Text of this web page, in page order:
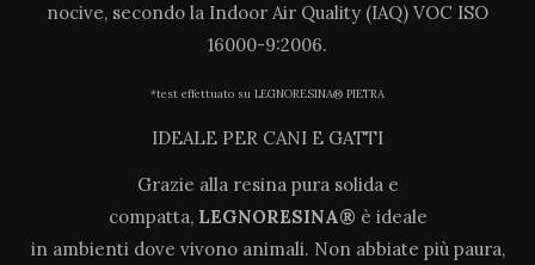
nocive, secondo la Indoor Air Quality (IAQ) VOC ISO
16000-9:2006.
*test effettuato su LEGNORESINA® PIETRA
IDEALE PER CANI E GATTI
Grazie alla resina pura solida e
compatta, LEGNORESINA® è ideale
in ambienti dove vivono animali. Non abbiate più paura,